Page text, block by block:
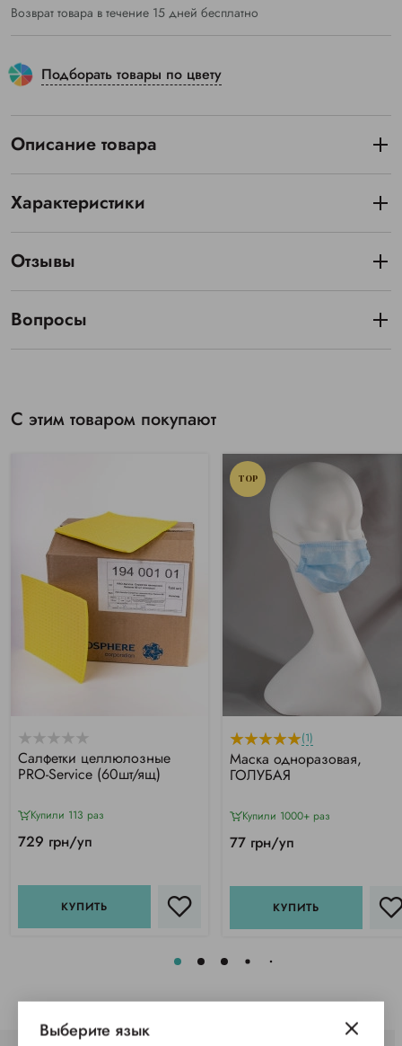
Возврат товара в течение 15 дней бесплатно
Подборать товары по цвету
Описание товара
Характеристики
Отзывы
Вопросы
С этим товаром покупают
Салфетки целлюлозные
PRO-Service (60шт/ящ)
Купили 113 раз
729 грн/уп
КУПИТЬ
TOP
(1)
Маска одноразовая,
ГОЛУБАЯ
Купили 1000+ раз
77 грн/уп
КУПИТЬ
Выберите язык